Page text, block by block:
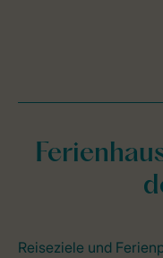
Reiseziele und